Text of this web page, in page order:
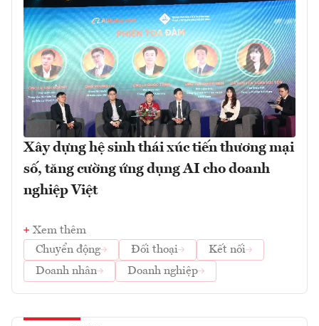
Xây dựng hệ sinh thái xúc tiến thương mại
số, tăng cường ứng dụng AI cho doanh
nghiệp Việt
Xem thêm
Chuyển động
Đối thoại
Kết nối
Doanh nhân
Doanh nghiệp